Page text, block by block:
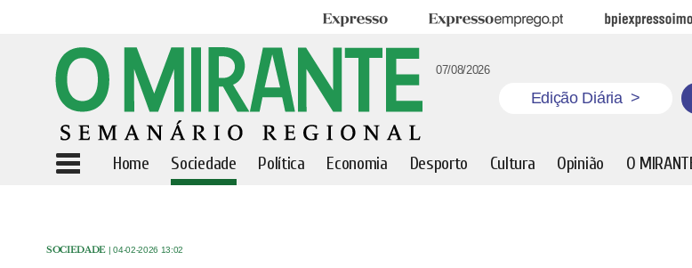
Expresso Expresso Emprego BPI Expresso
07/08/2026
Edição Diária >
Home Sociedade Política Economia Desporto Cultura Opinião O
SOCIEDADE | 04-02-2026 13:02